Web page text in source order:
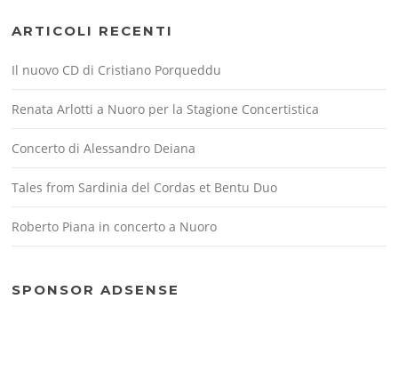
ARTICOLI RECENTI
Il nuovo CD di Cristiano Porqueddu
Renata Arlotti a Nuoro per la Stagione Concertistica
Concerto di Alessandro Deiana
Tales from Sardinia del Cordas et Bentu Duo
Roberto Piana in concerto a Nuoro
SPONSOR ADSENSE